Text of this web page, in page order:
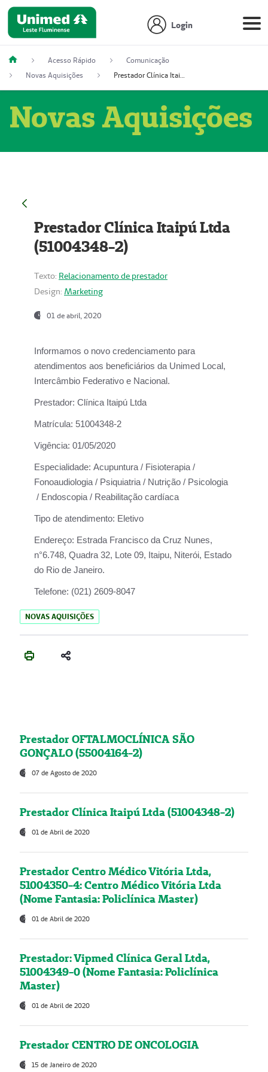
Login
Acesso Rápido
Comunicação
Novas Aquisições
Prestador Clínica Itaipú Ltda (51004348-2)
Novas Aquisições
Prestador Clínica Itaipú Ltda
(51004348-2)
Texto: Relacionamento de prestador
Design: Marketing
01 de abril, 2020
Informamos o novo credenciamento para
atendimentos aos beneficiários da Unimed Local,
Intercâmbio Federativo e Nacional.
Prestador: Clínica Itaipú Ltda
Matrícula: 51004348-2
Vigência: 01/05/2020
Especialidade: Acupuntura / Fisioterapia /
Fonoaudiologia / Psiquiatria / Nutrição / Psicologia
/ Endoscopia / Reabilitação cardíaca
Tipo de atendimento: Eletivo
Endereço: Estrada Francisco da Cruz Nunes,
n°6.748, Quadra 32, Lote 09, Itaipu, Niterói, Estado
do Rio de Janeiro.
Telefone: (021) 2609-8047
NOVAS AQUISIÇÕES
Prestador OFTALMOCLÍNICA SÃO
GONÇALO (55004164-2)
07 de Agosto de 2020
Prestador Clínica Itaipú Ltda (51004348-2)
01 de Abril de 2020
Prestador Centro Médico Vitória Ltda,
51004350-4: Centro Médico Vitória Ltda
(Nome Fantasia: Policlínica Master)
01 de Abril de 2020
Prestador: Vipmed Clínica Geral Ltda,
51004349-0 (Nome Fantasia: Policlínica
Master)
01 de Abril de 2020
Prestador CENTRO DE ONCOLOGIA
15 de Janeiro de 2020